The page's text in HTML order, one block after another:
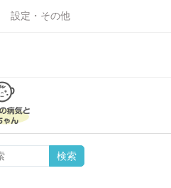
設定・その他